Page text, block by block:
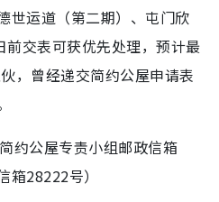
世运道（第二期）、屯门欣
交表可获优先处理，预计最
，曾经递交简约公屋申请表
约公屋专责小组邮政信箱
箱28222号）